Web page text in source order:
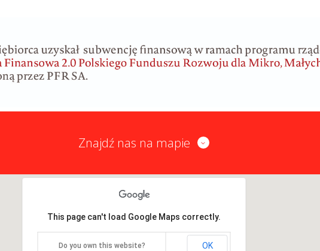
Znajdź nas na mapie
This page can't load Google Maps correctly.
Do you own this website? OK